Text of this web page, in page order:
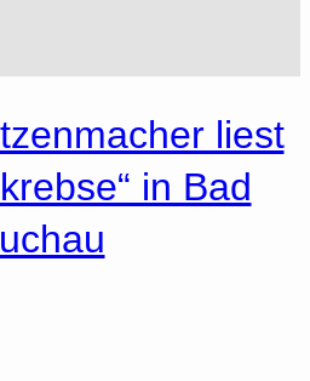
liest
in Bad